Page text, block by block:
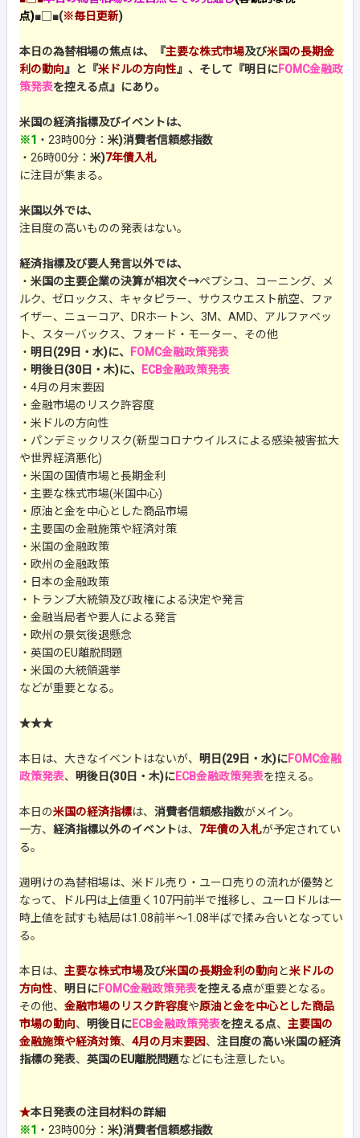
点)■□■(※毎日更新)
本日の為替相場の焦点は、『主要な株式市場及び米国の長期金
利の動向』と『米ドルの方向性』、そして『明日にFOMC金融政
策発表を控える点』にあり。
米国の経済指標及びイベントは、
※1 ・23時00分： 米)消費者信頼感指数
・26時00分： 米)7年債入札
に注目が集まる。
米国以外では、
注目度の高いものの発表はない。
経済指標及び要人発言以外では、
・ 米国の主要企業の決算が相次ぐ→ペプシコ、コーニング、メ
ルク、ゼロックス、キャタピラー、サウスウエスト航空、ファ
イザー、ニューコア、DRホートン、3M、AMD、アルファベッ
ト、スターバックス、フォード・モーター、その他
・ 明日(29日・水)に、
FOMC金融政策発表
・ 明後日(30日・木)に、
ECB金融政策発表
・4月の月末要因
・金融市場のリスク許容度
・米ドルの方向性
・パンデミックリスク(新型コロナウイルスによる感染被害拡大
や世界経済悪化)
・米国の国債市場と長期金利
・主要な株式市場(米国中心)
・原油と金を中心とした商品市場
・主要国の金融施策や経済対策
・米国の金融政策
・欧州の金融政策
・日本の金融政策
・トランプ大統領及び政権による決定や発言
・金融当局者や要人による発言
・欧州の景気後退懸念
・英国のEU離脱問題
・米国の大統領選挙
などが重要となる。
★★★
本日は、大きなイベントはないが、 明日(29日・水)にFOMC金融
政策発表、 明後日(30日・木)にECB金融政策発表を控える。
本日の米国の経済指標は、 消費者信頼感指数がメイン。
一方、 経済指標以外のイベントは、 7年債の入札が予定されてい
る。
週明けの為替相場は、米ドル売り・ユーロ売りの流れが優勢と
なって、ドル円は上値重く107円前半で推移し、ユーロドルは一
時上値を試すも結局は1.08前半～1.08半ばで揉み合いとなってい
る。
本日は、 主要な株式市場及び米国の長期金利の動向と米ドルの
方向性、 明日にFOMC金融政策発表を控える点が重要となる。
その他、 金融市場のリスク許容度や原油と金を中心とした商品
市場の動向、 明後日にECB金融政策発表を控える点、 主要国の
金融施策や経済対策、 4月の月末要因、 注目度の高い米国の経済
指標の発表、 英国のEU離脱問題などにも注意したい。
★本日発表の注目材料の詳細
※1 ・23時00分： 米)消費者信頼感指数